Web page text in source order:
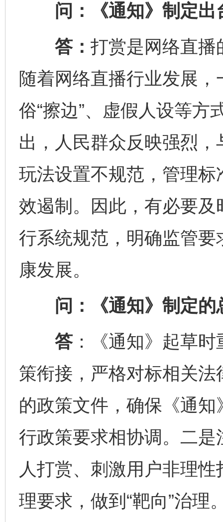
问：《通知》制定出
答： 打赏是网络直播
随着网络直播行业发展
俗“擦边”、虚假人设等方
出，人民群众反映强烈
玩法设置不规范，管理
效遏制。因此，有必要
行系统规范，明确监管
康发展。
问：《通知》制定的
答：《通知》起草
策衔接，严格对标相关
的政策文件，确保《通
行政策要求相协调。二
人打赏、刺激用户非理
理要求，做到“靶向”治理